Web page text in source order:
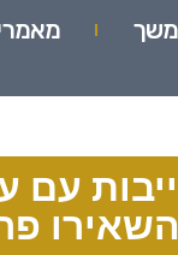
עם
השאירו